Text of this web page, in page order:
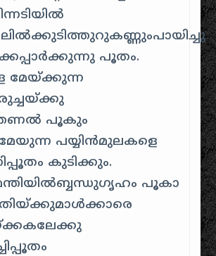
പൂതം.
മേയ്ക്കുന്ന
പൂകും
പയ്യിന്‍മുലകളെ
കുടിക്കും.
പൂകാ